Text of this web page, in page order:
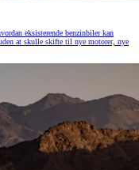
eksisterende benzinbiler kan
at skulle skifte til nye motorer, nye